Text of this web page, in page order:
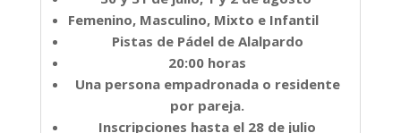
Femenino, Masculino, Mixto e Infantil
Pistas de Pádel de Alalpardo
20:00 horas
Una persona empadronada o residente
por pareja.
Inscripciones hasta el 28 de julio